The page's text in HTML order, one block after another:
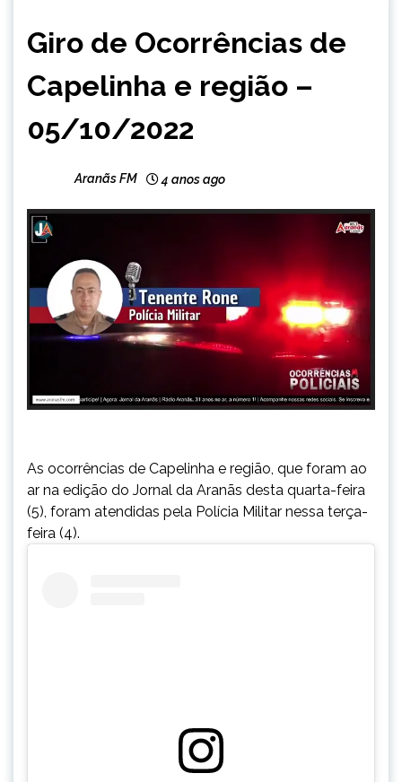
NOTÍCIAS
Giro de Ocorrências de
Capelinha e região –
05/10/2022
Aranãs FM 4 anos ago
As ocorrências de Capelinha e região, que foram ao
ar na edição do Jornal da Aranãs desta quarta-feira
(5), foram atendidas pela Polícia Militar nessa terça-
feira (4).